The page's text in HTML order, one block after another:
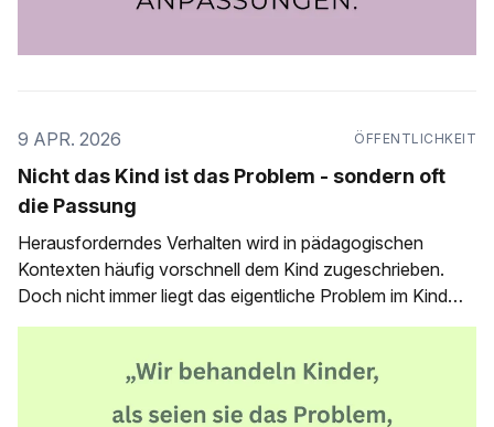
9 APR. 2026 ÖFFENTLICHKEIT
Nicht das Kind ist das Problem - sondern oft
die Passung
Herausforderndes Verhalten wird in pädagogischen
Kontexten häufig vorschnell dem Kind zugeschrieben.
Doch nicht immer liegt das eigentliche Problem im Kind
selbst. Oft zeigt sich im Verhalten vielmehr eine fehlende
institutionellen Bedingungen. Wenn aus Verhalten ein
festes Bild wird In pädagogischen Kontexten entstehen